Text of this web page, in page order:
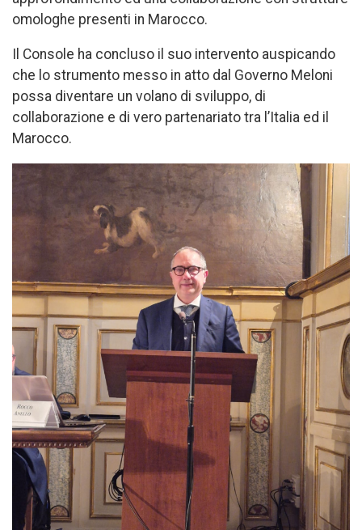
omologhe presenti in Marocco.
Il Console ha concluso il suo intervento auspicando
che lo strumento messo in atto dal Governo Meloni
possa diventare un volano di sviluppo, di
collaborazione e di vero partenariato tra l’Italia ed il
Marocco.